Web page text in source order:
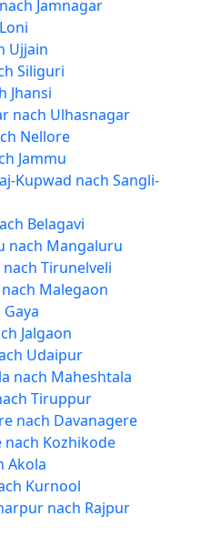
Jamnagar
Ujjain
Siliguri
Jhansi
nach Ulhasnagar
Nellore
Jammu
Kupwad nach Sangli-
Belagavi
nach Mangaluru
Tirunelveli
Malegaon
Jalgaon
Udaipur
nach Maheshtala
Tiruppur
nach Davanagere
Kozhikode
Akola
Kurnool
nach Rajpur